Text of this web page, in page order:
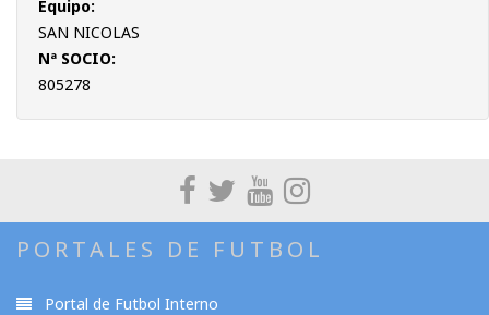
Equipo:
SAN NICOLAS
Nª SOCIO:
805278
PORTALES DE FUTBOL
Portal de Futbol Interno